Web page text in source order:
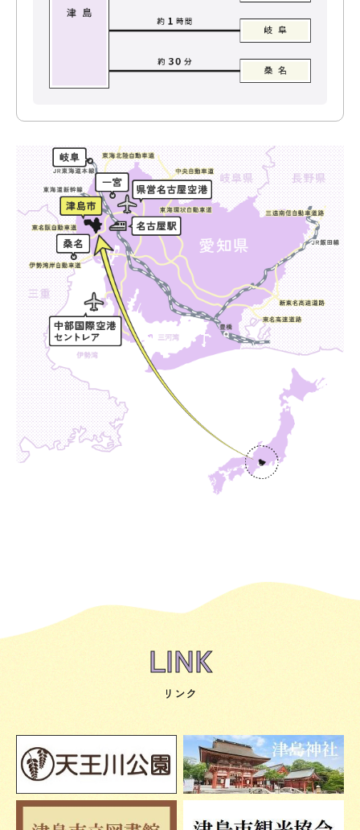
LINK
リンク